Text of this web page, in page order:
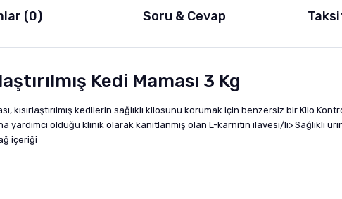
(0) Soru & Cevap
Kedi Maması 3 Kg
kısırlaştırılmış kedilerin sağlıklı kilosunu korumak için benzersiz bir Kilo
yardımcı olduğu klinik olarak kanıtlanmış olan L-karnitin ilavesi/li> Sağlıklı
içeriği